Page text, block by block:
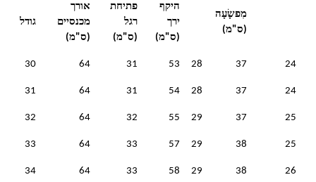
מִפשָׂעָה
(ס"מ)
היקף
ירך
(ס"מ)
פתיחת
רגל
(ס"מ)
אורך
מכנסיים
(ס"מ)
גודל
24
37
28
53
31
64
30
24
37
28
54
31
64
31
25
37
29
55
32
64
32
25
38
29
57
33
64
33
26
38
29
58
33
64
34